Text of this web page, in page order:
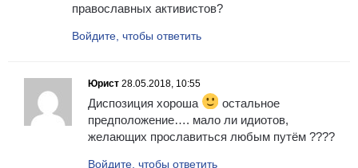
православных активистов?
Войдите, чтобы ответить
Юрист 28.05.2018, 10:55
Диспозиция хороша
остальное
предположение…. мало ли идиотов,
желающих прославиться любым путём ????
Войдите, чтобы ответить